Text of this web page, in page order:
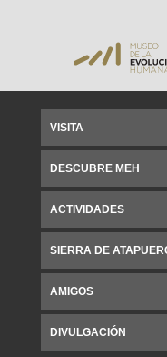
VISITA
DESCUBRE MEH
ACTIVIDADES
SIERRA DE
AMIGOS
DIVULGACIÓN